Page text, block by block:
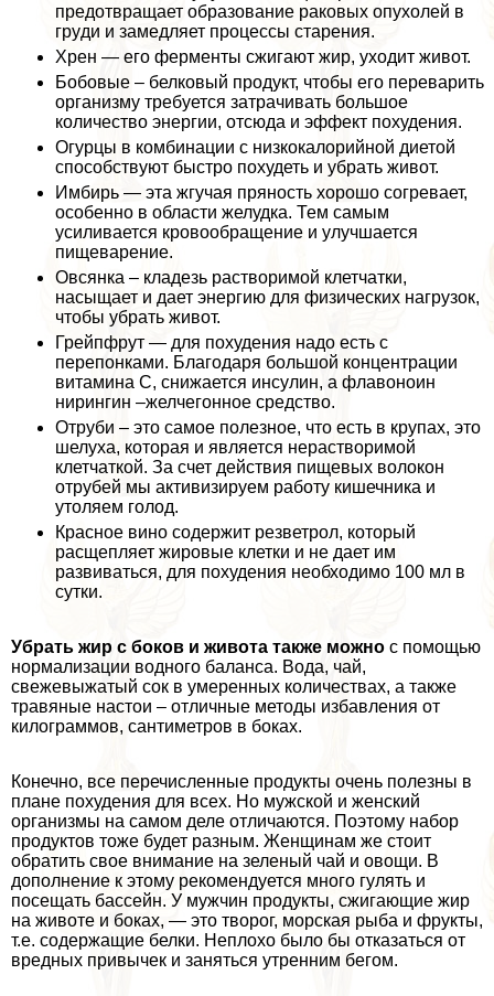
предотвращает образование paковых опухолей в
гpyди и замедляет процессы старения.
Хрен — его ферменты сжигают жир, уходит живот.
Бобовые – белковый продукт, чтобы его переварить
организму требуется затрачивать большое
количество энергии, отсюда и эффект похудения.
Огурцы в комбинации с низкокалорийной диетой
способствуют быстро похудеть и убрать живот.
Имбирь — эта жгучая пряность хорошо согревает,
особенно в области желудка. Тем самым
усиливается кровообращение и улучшается
пищеварение.
Овсянка – кладезь растворимой клетчатки,
насыщает и дает энергию для физических нагрузок,
чтобы убрать живот.
Грейпфрут — для похудения надо есть с
перепонками. Благодаря большой концентрации
витамина С, снижается инсулин, а флавоноин
нирингин –желчегонное средство.
Отруби – это самое полезное, что есть в крупах, это
шелуха, которая и является нерастворимой
клетчаткой. За счет действия пищевых волокон
отрубей мы активизируем работу кишечника и
утоляем голод.
Красное вино содержит резветрол, который
расщепляет жировые клетки и не дает им
развиваться, для похудения необходимо 100 мл в
сутки.
Убрать жир с боков и живота также можно с помощью
нормализации водного баланса. Вода, чай,
свежевыжатый сок в умеренных количествах, а также
травяные настои – отличные методы избавления от
килограммов, сантиметров в боках.
Конечно, все перечисленные продукты очень полезны в
плане похудения для всех. Но мужской и женский
организмы на самом деле отличаются. Поэтому набор
продуктов тоже будет разным. Женщинам же стоит
обратить свое внимание на зеленый чай и овощи. В
дополнение к этому рекомендуется много гулять и
посещать бассейн. У мужчин продукты, сжигающие жир
на животе и боках, — это творог, морская рыба и фрукты,
т.е. содержащие белки. Неплохо было бы отказаться от
вредных привычек и заняться утренним бегом.